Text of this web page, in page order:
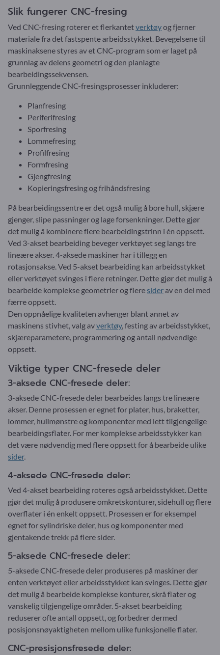
Slik fungerer CNC-fresing
Ved CNC-fresing roterer et flerkantetverktøyog fjerner
materiale fra det fastspente arbeidsstykket. Bevegelsene til
maskinaksene styres av et CNC-program som er laget på
grunnlag av delens geometri og den planlagte
bearbeidingssekvensen.
Grunnleggende CNC-fresingsprosesser inkluderer:
Planfresing
Periferifresing
Sporfresing
Lommefresing
Profilfresing
Formfresing
Gjengfresing
Kopieringsfresing og frihåndsfresing
På bearbeidingssentre er det også mulig å bore hull, skjære
gjenger, slipe passninger og lage forsenkninger. Dette gjør
det mulig å kombinere flere bearbeidingstrinn i én oppsett.
Ved 3-akset bearbeiding beveger verktøyet seg langs tre
lineære akser. 4-aksede maskiner har i tillegg en
rotasjonsakse. Ved 5-akset bearbeiding kan arbeidsstykket
eller verktøyet svinges i flere retninger. Dette gjør det mulig å
bearbeide komplekse geometrier og fleresider av en del med
færre oppsett.
Den oppnåelige kvaliteten avhenger blant annet av
maskinens stivhet, valg avverktøy, festing av arbeidsstykket,
skjæreparametere, programmering og antall nødvendige
oppsett.
Viktige typer CNC-fresede deler
3-aksede CNC-fresede deler:
3-aksede CNC-fresede deler bearbeides langs tre lineære
akser. Denne prosessen er egnet for plater, hus, braketter,
lommer, hullmønstre og komponenter med lett tilgjengelige
bearbeidingsflater. For mer komplekse arbeidsstykker kan
det være nødvendig med flere oppsett for å bearbeide ulike
sider.
4-aksede CNC-fresede deler:
Ved 4-akset bearbeiding roteres også arbeidsstykket. Dette
gjør det mulig å produsere omkretskonturer, sidehull og flere
overflater i én enkelt oppsett. Prosessen er for eksempel
egnet for sylindriske deler, hus og komponenter med
gjentakende trekk på flere sider.
5-aksede CNC-fresede deler:
5-aksede CNC-fresede deler produseres på maskiner der
enten verktøyet eller arbeidsstykket kan svinges. Dette gjør
det mulig å bearbeide komplekse konturer, skrå flater og
vanskelig tilgjengelige områder. 5-akset bearbeiding
reduserer ofte antall oppsett, og forbedrer dermed
posisjonsnøyaktigheten mellom ulike funksjonelle flater.
CNC-presisjonsfresede deler: